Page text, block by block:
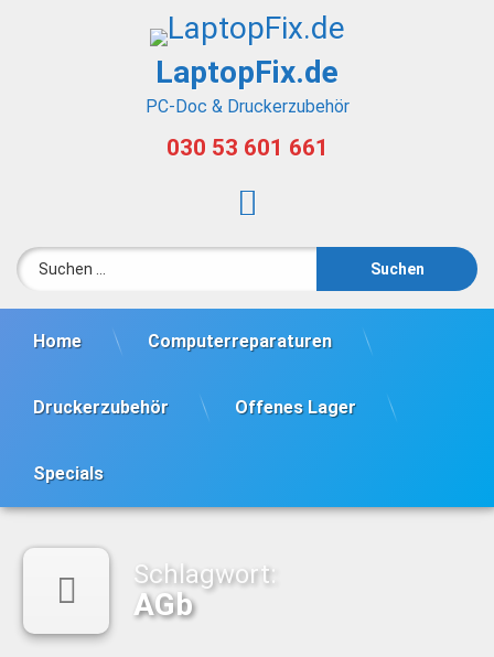
LaptopFix.de
PC-Doc & Druckerzubehör
030 53 601 661
Home Computerreparaturen
Druckerzubehör Offenes Lager
Specials
Schlagwort:
AGb